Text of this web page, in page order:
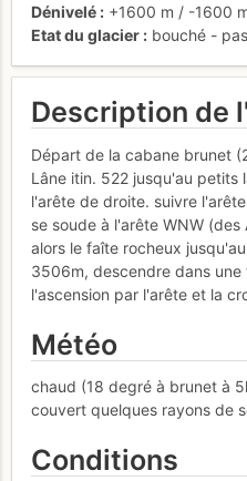
Dénivelé
+1600 m / -1600
Etat du glacier
bouché -
Description de
Départ de la cabane brunet
Lâne itin. 522 jusqu'au petits
l'arête de droite. suivre
se soude à l'arête WNW
alors le faîte rocheux
3506m, descendre dans
l'ascension par l'arête et la
Météo
chaud (18 degré à brunet à
couvert quelques rayons de
Conditions